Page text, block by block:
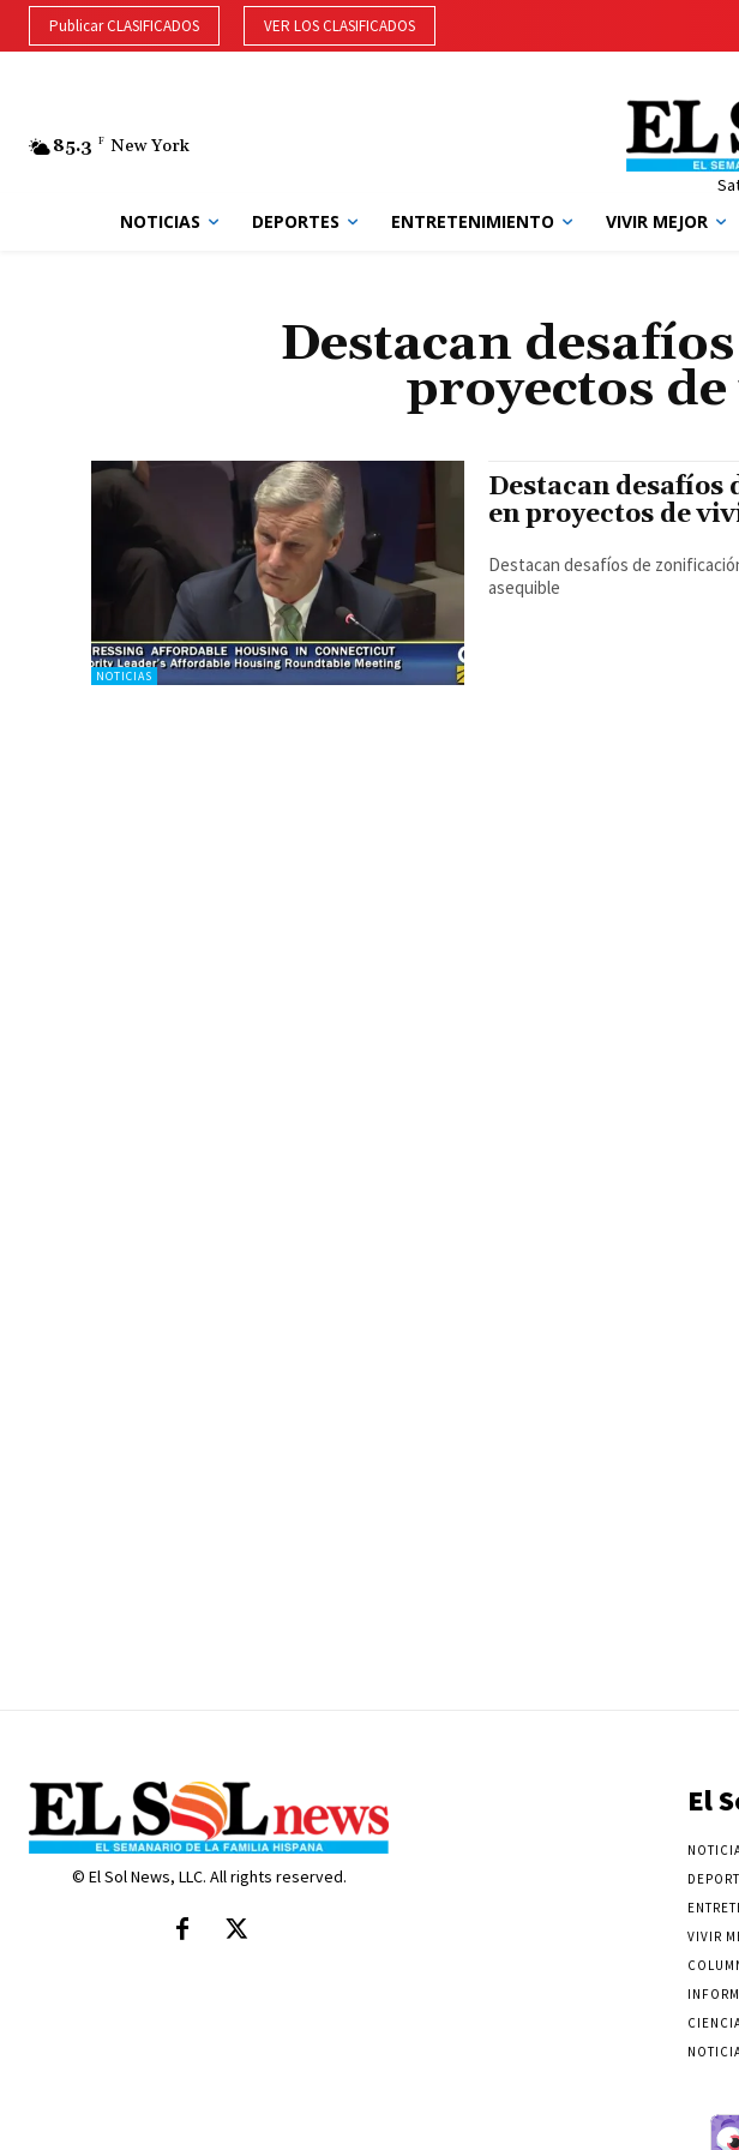
Publicar CLASIFICADOS VER LOS CLASIFICADOS
85.3 F New York
NOTICIAS DEPORTES ENTRETENIMIENTO VIVIR MEJOR
Destacan
proyectos
NOTICIAS
Destacan
en proyectos de
Destacan desafíos de
asequible
© El Sol News, LLC. All rights reserved.
El
VIVIR